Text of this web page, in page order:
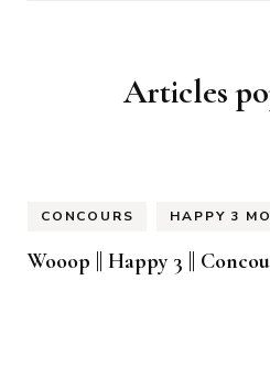
Articles
CONCOURS HAPPY 3
Wooop || Happy 3 ||